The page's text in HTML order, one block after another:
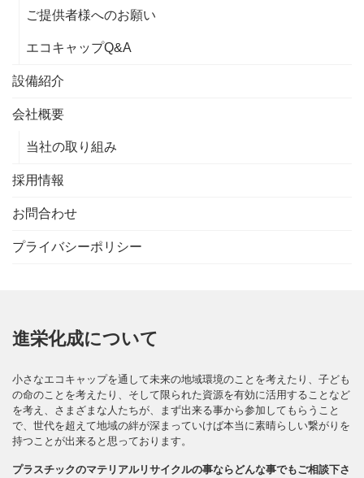
ご提供者様へのお願い
エコキャップQ&A
設備紹介
会社概要
当社の取り組み
採用情報
お問合わせ
プライバシーポリシー
進栄化成について
小さなエコキャップを通して未来の地域環境のことを考えたり、子ども
の命のことを考えたり、そして限られた資源を有効に活用することなど
を考え、さまざまな人たちが、まず出来る事から参加してもらうこと
で、世代を超えて地域の絆が深まっていけば本当に素晴らしい繋がりを
持つことが出来ると思っております。
プラスチックのマテリアルリサイクルの事ならどんな事でもご相談下さ